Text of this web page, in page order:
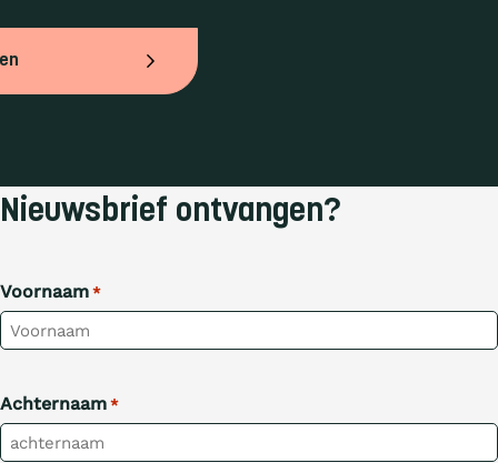
Nieuwsbrief ontvangen?
Voornaam *
Achternaam *